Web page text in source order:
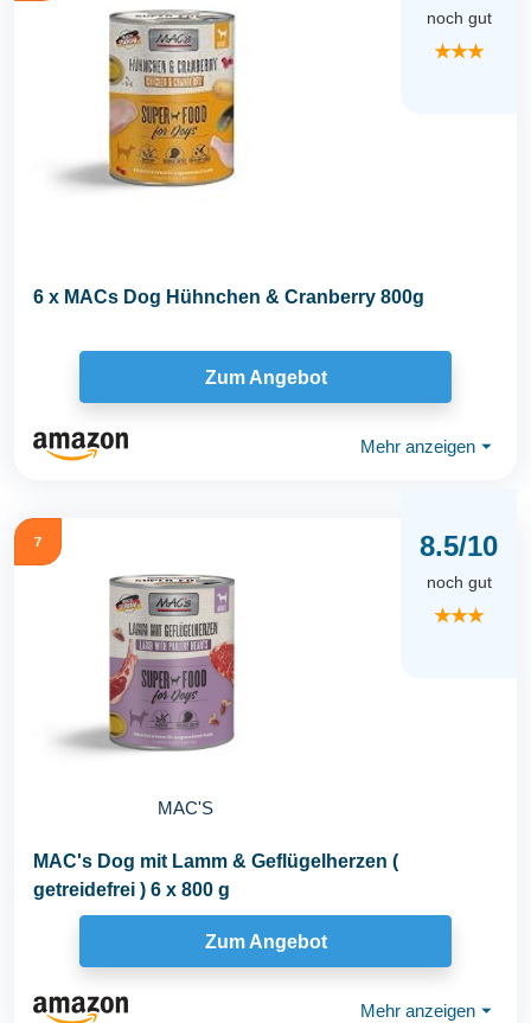
noch gut
★★★
6 x MACs Dog Hühnchen & Cranberry 800g
Zum Angebot
Mehr anzeigen ⏷
7
MAC'S
8.5/10
noch gut
★★★
MAC's Dog mit Lamm & Geflügelherzen (
getreidefrei ) 6 x 800 g
Zum Angebot
Mehr anzeigen ⏷